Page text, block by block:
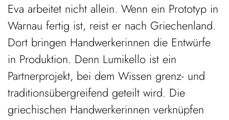
Eva arbeitet nicht allein. Wenn ein Prototyp in
Warnau fertig ist, reist er nach Griechenland.
Dort bringen Handwerkerinnen die Entwürfe
in Produktion. Denn Lumikello ist ein
Partnerprojekt, bei dem Wissen grenz- und
traditionsübergreifend geteilt wird. Die
griechischen Handwerkerinnen verknüpfen